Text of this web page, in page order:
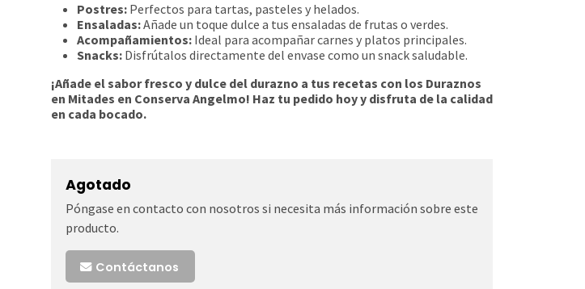
Postres: Perfectos para tartas, pasteles y helados.
Ensaladas:Añade un toque dulce a tus ensaladas de frutas o verdes.
Acompañamientos: Ideal para acompañar carnes y platos principales.
Snacks: Disfrútalos directamente del envase como un snack saludable.
¡Añade el sabor fresco y dulce del durazno a tus recetas con los Duraznos
en Mitades en Conserva Angelmo! Haz tu pedido hoy y disfruta de la calidad
en cada bocado.
Agotado
Póngase en contacto con nosotros si necesita más información sobre este
producto.
Contáctanos